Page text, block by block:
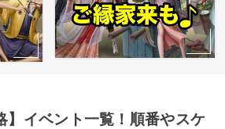
】イベント一覧！順番やスケ